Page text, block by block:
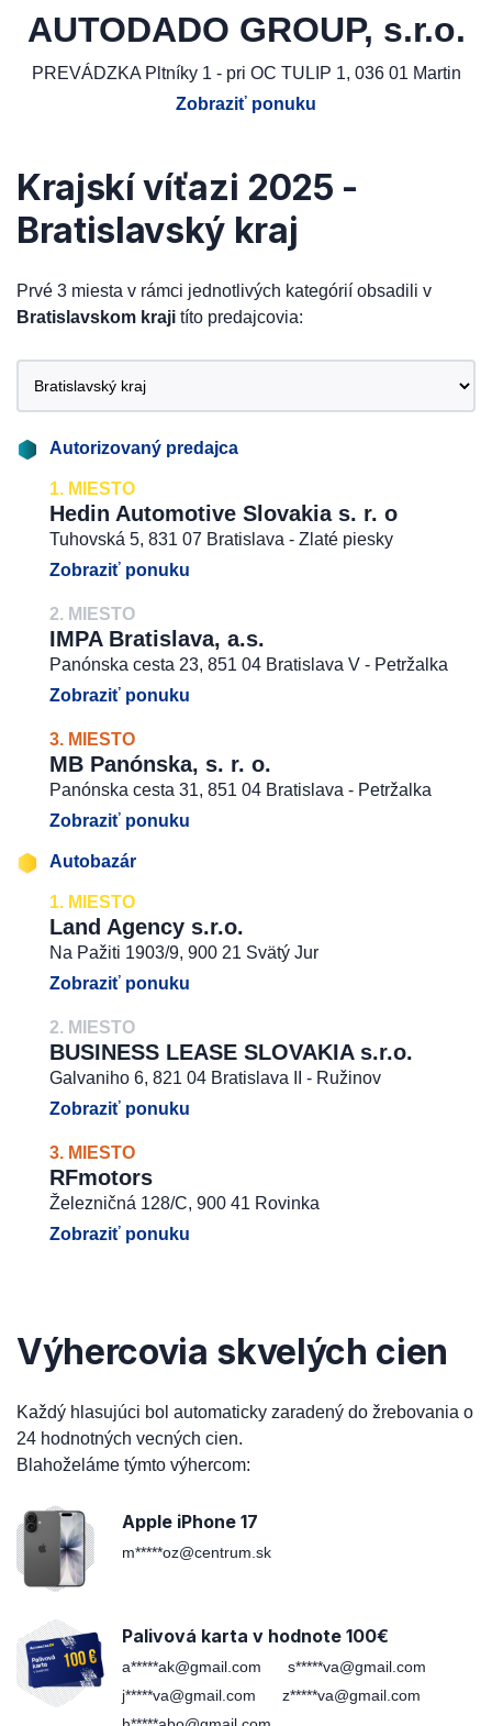
AUTODADO GROUP, s.r.o.
PREVÁDZKA Pltníky 1 - pri OC TULIP 1, 036 01 Martin
Zobraziť ponuku
Krajskí víťazi 2025 -
Bratislavský kraj
Prvé 3 miesta v rámci jednotlivých kategórií obsadili v
Bratislavskom kraji títo predajcovia:
Autorizovaný predajca
1. MIESTO
Hedin Automotive Slovakia s. r. o
Tuhovská 5, 831 07 Bratislava - Zlaté piesky
Zobraziť ponuku
2. MIESTO
IMPA Bratislava, a.s.
Panónska cesta 23, 851 04 Bratislava V - Petržalka
Zobraziť ponuku
3. MIESTO
MB Panónska, s. r. o.
Panónska cesta 31, 851 04 Bratislava - Petržalka
Zobraziť ponuku
Autobazár
1. MIESTO
Land Agency s.r.o.
Na Pažiti 1903/9, 900 21 Svätý Jur
Zobraziť ponuku
2. MIESTO
BUSINESS LEASE SLOVAKIA s.r.o.
Galvaniho 6, 821 04 Bratislava II - Ružinov
Zobraziť ponuku
3. MIESTO
RFmotors
Železničná 128/C, 900 41 Rovinka
Zobraziť ponuku
Výhercovia skvelých cien
Každý hlasujúci bol automaticky zaradený do žrebovania o
24 hodnotných vecných cien.
Blahoželáme týmto výhercom:
Apple iPhone 17
m*****oz@centrum.sk
Palivová karta v hodnote 100€
a*****ak@gmail.com
s*****va@gmail.com
j*****va@gmail.com
z*****va@gmail.com